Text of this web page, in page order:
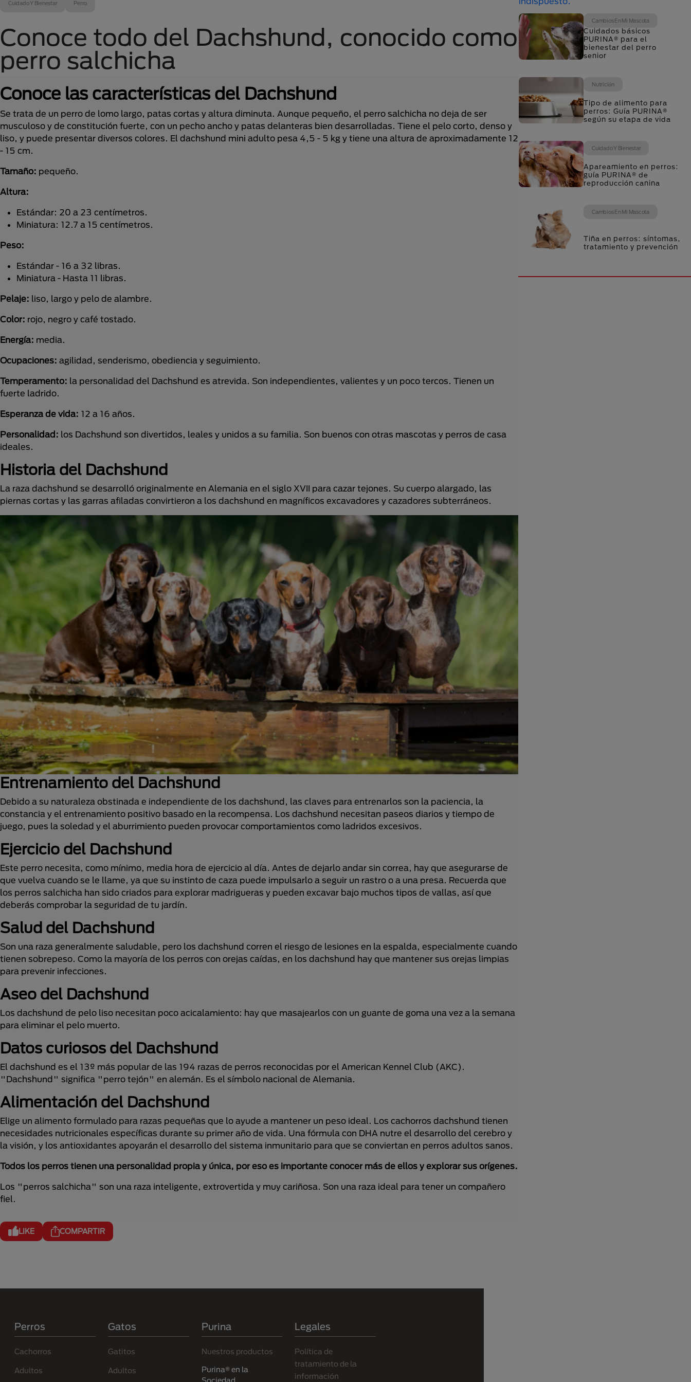
Cuidado Y Bienestar Perro
Conoce todo del Dachshund, conocido como
perro salchicha
Conoce las características del Dachshund
Se trata de un perro de lomo largo, patas cortas y altura diminuta. Aunque pequeño, el perro salchicha no deja de ser
musculoso y de constitución fuerte, con un pecho ancho y patas delanteras bien desarrolladas. Tiene el pelo corto, denso y
liso, y puede presentar diversos colores. El dachshund mini adulto pesa 4,5 - 5 kg y tiene una altura de aproximadamente 12
- 15 cm.
Tamaño: pequeño.
Altura:
Estándar: 20 a 23 centímetros.
Miniatura: 12.7 a 15 centímetros.
Peso:
Estándar - 16 a 32 libras.
Miniatura - Hasta 11 libras.
Pelaje: liso, largo y pelo de alambre.
Color: rojo, negro y café tostado.
Energía: media.
Ocupaciones: agilidad, senderismo, obediencia y seguimiento.
Temperamento: la personalidad del Dachshund es atrevida. Son independientes, valientes y un poco tercos. Tienen un
fuerte ladrido.
Esperanza de vida: 12 a 16 años.
Personalidad: los Dachshund son divertidos, leales y unidos a su familia. Son buenos con otras mascotas y perros de casa
ideales.
Historia del Dachshund
La raza dachshund se desarrolló originalmente en Alemania en el siglo XVII para cazar tejones. Su cuerpo alargado, las
piernas cortas y las garras afiladas convirtieron a los dachshund en magníficos excavadores y cazadores subterráneos.
Entrenamiento del Dachshund
Debido a su naturaleza obstinada e independiente de los dachshund, las claves para entrenarlos son la paciencia, la
constancia y el entrenamiento positivo basado en la recompensa. Los dachshund necesitan paseos diarios y tiempo de
juego, pues la soledad y el aburrimiento pueden provocar comportamientos como ladridos excesivos.
Ejercicio del Dachshund
Este perro necesita, como mínimo, media hora de ejercicio al día. Antes de dejarlo andar sin correa, hay que asegurarse de
que vuelva cuando se le llame, ya que su instinto de caza puede impulsarlo a seguir un rastro o a una presa. Recuerda que
los perros salchicha han sido criados para explorar madrigueras y pueden excavar bajo muchos tipos de vallas, así que
deberás comprobar la seguridad de tu jardín.
Salud del Dachshund
Son una raza generalmente saludable, pero los dachshund corren el riesgo de lesiones en la espalda, especialmente cuando
tienen sobrepeso. Como la mayoría de los perros con orejas caídas, en los dachshund hay que mantener sus orejas limpias
para prevenir infecciones.
Aseo del Dachshund
Los dachshund de pelo liso necesitan poco acicalamiento: hay que masajearlos con un guante de goma una vez a la semana
para eliminar el pelo muerto.
Datos curiosos del Dachshund
El dachshund es el 13º más popular de las 194 razas de perros reconocidas por el American Kennel Club (AKC).
"Dachshund" significa "perro tejón" en alemán. Es el símbolo nacional de Alemania.
Alimentación del Dachshund
Elige un alimento formulado para razas pequeñas que lo ayude a mantener un peso ideal. Los cachorros dachshund tienen
necesidades nutricionales específicas durante su primer año de vida. Una fórmula con DHA nutre el desarrollo del cerebro y
la visión, y los antioxidantes apoyarán el desarrollo del sistema inmunitario para que se conviertan en perros adultos sanos.
Todos los perros tienen una personalidad propia y única, por eso es importante conocer más de ellos y explorar sus orígenes.
Los "perros salchicha" son una raza inteligente, extrovertida y muy cariñosa. Son una raza ideal para tener un compañero
fiel.
LIKE COMPARTIR
Cambios En Mi Mascota
Cuidados básicos
PURINA® para el
bienestar del perro
senior
Nutrición
Tipo de alimento para
perros: Guía PURINA®
según su etapa de vida
Cuidado Y Bienestar
Apareamiento en perros:
guía PURINA® de
reproducción canina
Cambios En Mi Mascota
Tiña en perros: síntomas,
tratamiento y prevención
Perros
Cachorros
Adultos
Gatos
Gatitos
Adultos
Purina
Nuestros productos
Purina® en la
Sociedad
Legales
Política de
tratamiento de la
información